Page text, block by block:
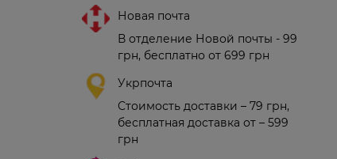
Новая почта
В отделение Новой почты - 99
грн, бесплатно от 699 грн
Укрпочта
Стоимость доставки – 79 грн,
бесплатная доставка от – 599
грн